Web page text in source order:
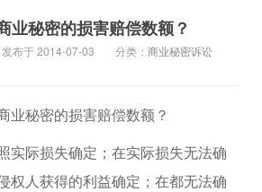
业秘密的损害赔偿数额？
发布于 2014-07-03 分类： 商业秘密诉讼
秘密的损害赔偿数额？
际损失确定；在实际损失无法确
权人获得的利益确定；在都无法确